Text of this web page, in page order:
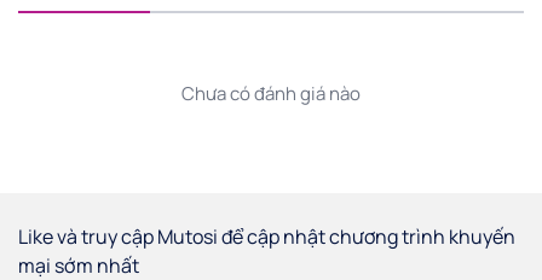
Chưa có đánh giá nào
Like và truy cập Mutosi để cập nhật chương trình khuyến
mại sớm nhất